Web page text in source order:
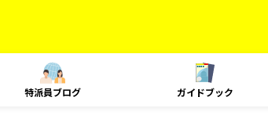
特派員ブログ ガイドブック